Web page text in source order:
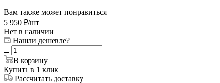
Вам также может понравиться
5 950 ₽/шт
Нет в наличии
Нашли дешевле?
В корзину
Купить в 1 клик
Рассчитать доставку